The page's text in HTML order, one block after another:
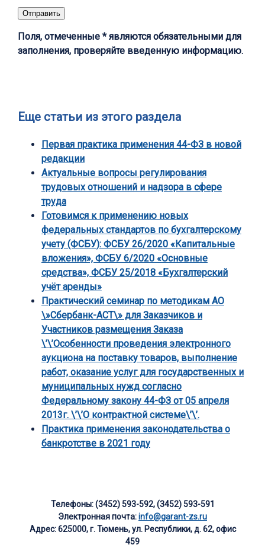
Поля, отмеченные * являются обязательными для
заполнения, проверяйте введенную информацию.
Еще статьи из этого раздела
Первая практика применения 44-ФЗ в новой
редакции
Актуальные вопросы регулирования
трудовых отношений и надзора в сфере
труда
Готовимся к применению новых
федеральных стандартов по бухгалтерскому
учету (ФСБУ): ФСБУ 26/2020 «Капитальные
вложения», ФСБУ 6/2020 «Основные
средства», ФСБУ 25/2018 «Бухгалтерский
учёт аренды»
Практический семинар по методикам АО
\»Сбербанк-АСТ\» для Заказчиков и
Участников размещения Заказа
\’\’Особенности проведения электронного
аукциона на поставку товаров, выполнение
работ, оказание услуг для государственных и
муниципальных нужд согласно
Федеральному закону 44-ФЗ от 05 апреля
2013г. \’\’О контрактной системе\’\’.
Практика применения законодательства о
банкротстве в 2021 году
Телефоны: (3452) 593-592, (3452) 593-591
Электронная почта:info@garant-zs.ru
Адрес: 625000, г. Тюмень, ул. Республики, д. 62, офис
459